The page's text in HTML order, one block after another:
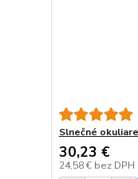
Slnečné
30,23 €
24,58 € bez DPH